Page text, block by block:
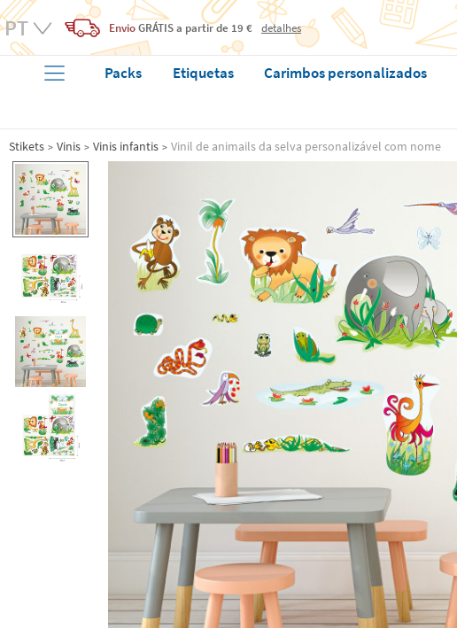
EnvioGRÁTISa partir de 19 € detalhes
Packs Etiquetas Carimbos personalizados
Stikets Vinis Vinis infantis Vinil de animails da selva personalizável com nome